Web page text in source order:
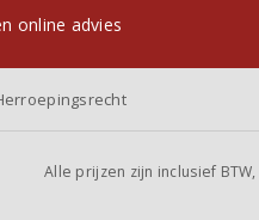
online advies
Alle prijzen zijn inclusief